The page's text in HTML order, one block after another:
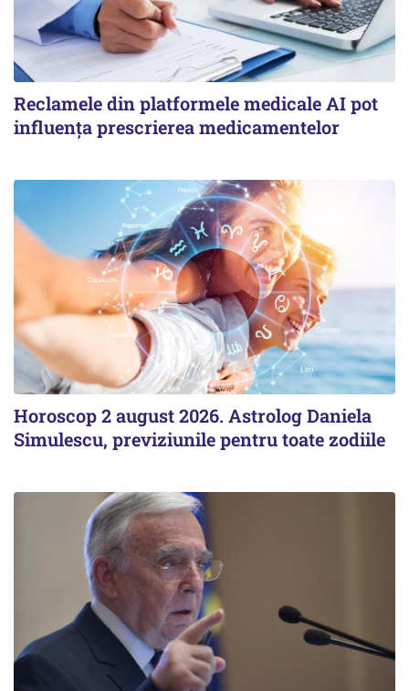
Reclamele din platformele medicale AI pot
influența prescrierea medicamentelor
Horoscop 2 august 2026. Astrolog Daniela
Simulescu, previziunile pentru toate zodiile